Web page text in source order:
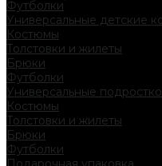
Футболки
Универсальные детские
Костюмы
Толстовки и жилеты
Брюки
Футболки
Универсальные
Костюмы
Толстовки и жилеты
Брюки
Футболки